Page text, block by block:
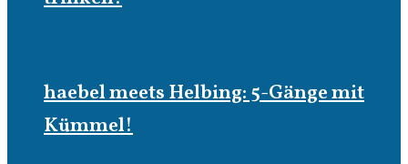
haebel meets Helbing: 5-Gänge mit
Kümmel!